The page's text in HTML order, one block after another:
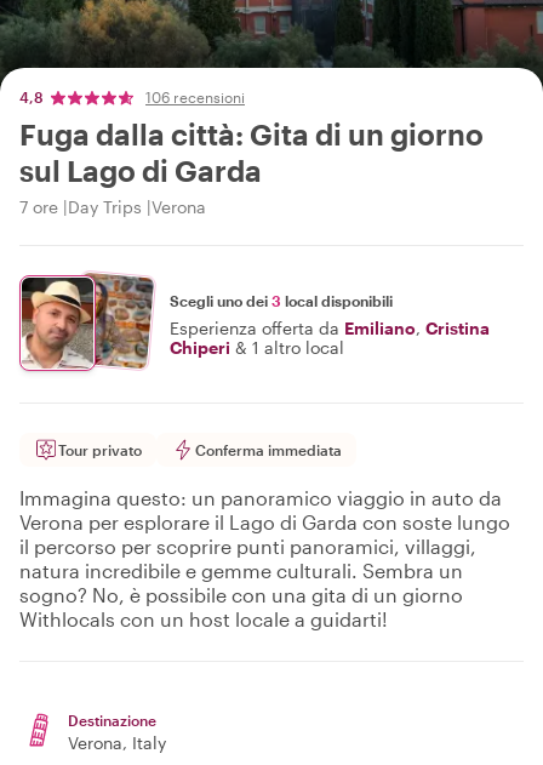
4,8 106 recensioni
Fuga dalla città: Gita di un giorno
sul Lago di Garda
7 ore Day Trips Verona
Scegli uno dei 3 local disponibili
Esperienza offerta da Emiliano, Cristina
Chiperi & 1 altro local
Tour privato Conferma immediata
Immagina questo: un panoramico viaggio in auto da
Verona per esplorare il Lago di Garda con soste lungo
il percorso per scoprire punti panoramici, villaggi,
natura incredibile e gemme culturali. Sembra un
sogno? No, è possibile con una gita di un giorno
Withlocals con un host locale a guidarti!
Destinazione
Verona, Italy